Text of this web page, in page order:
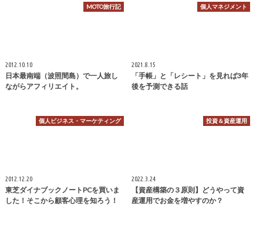
MOTO旅行記
2012.10.10
日本最南端（波照間島）で一人旅し
ながらアフィリエイト。
個人マネジメント
2021.8.15
「手帳」と「レシート」を見れば3年
後を予測できる話
個人ビジネス・マーケティング
2012.12.20
東芝ダイナブックノートPCを買いま
した！そこから顧客心理を知ろう！
投資＆資産運用
2022.3.24
【資産構築の３原則】どうやって資
産運用でお金を増やすのか？